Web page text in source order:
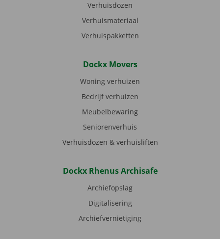
Verhuisdozen
Verhuismateriaal
Verhuispakketten
Dockx Movers
Woning verhuizen
Bedrijf verhuizen
Meubelbewaring
Seniorenverhuis
Verhuisdozen & verhuisliften
Dockx Rhenus Archisafe
Archiefopslag
Digitalisering
Archiefvernietiging